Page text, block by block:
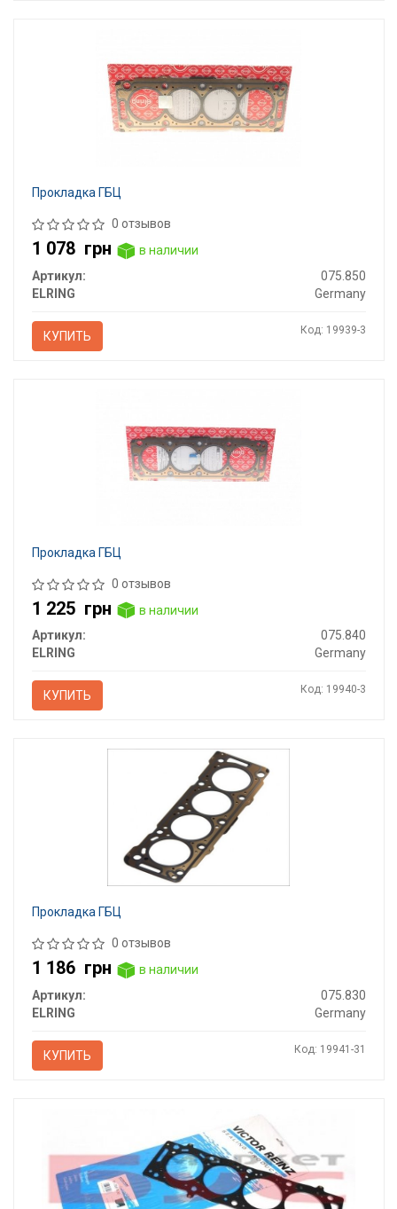
Прокладка ГБЦ
0 отзывов
1 078 грн
в наличии
Артикул:
075.850
ELRING
Germany
КУПИТЬ Код: 19939-3
Прокладка ГБЦ
0 отзывов
1 225 грн
в наличии
Артикул:
075.840
ELRING
Germany
КУПИТЬ Код: 19940-3
Прокладка ГБЦ
0 отзывов
1 186 грн
в наличии
Артикул:
075.830
ELRING
Germany
КУПИТЬ Код: 19941-31